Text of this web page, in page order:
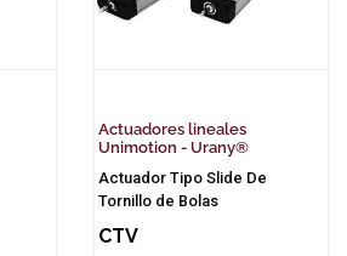
Actuadores lineales
Unimotion - Urany®
Actuador Tipo Slide De
Tornillo de Bolas
CTV